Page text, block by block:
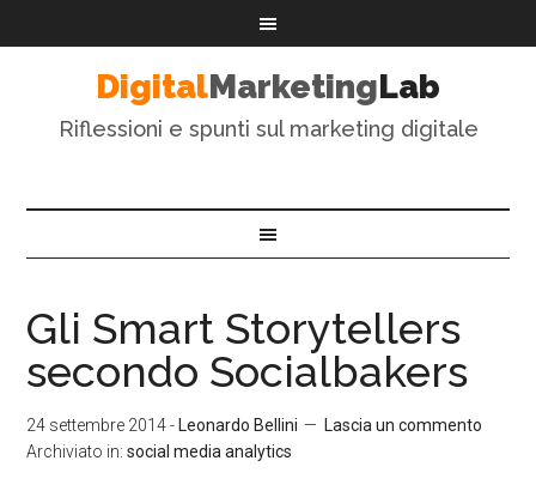
DigitalMarketingLab
Riflessioni e spunti sul marketing digitale
Gli Smart Storytellers
secondo Socialbakers
24 settembre 2014- Leonardo Bellini
Lascia un commento
Archiviato in:social media analytics